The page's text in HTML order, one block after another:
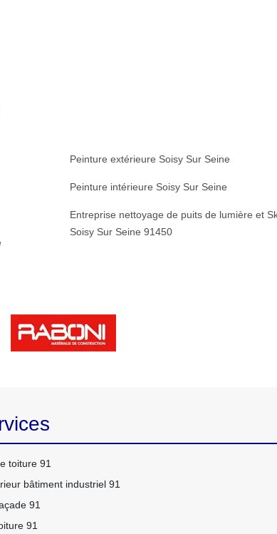
Peinture extérieure Soisy Sur Seine
Peinture intérieure Soisy Sur Seine
Entreprise nettoyage de puits de lumière et
Soisy Sur Seine 91450
toiture 91
bâtiment industriel 91
91
91